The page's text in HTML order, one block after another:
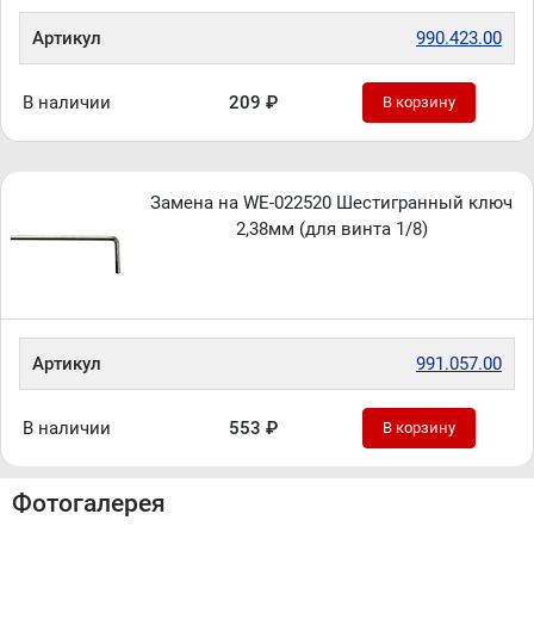
Артикул 990.423.00
В наличии 209 ₽ В корзину
Замена на WE-022520 Шестигранный ключ
2,38мм (для винта 1/8)
Артикул 991.057.00
В наличии 553 ₽ В корзину
Фотогалерея